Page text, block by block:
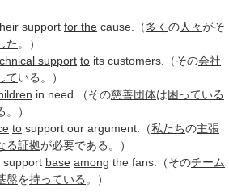
support for the cause.（多く の人々がそ
た 。）
support to its customers.（その会社
ている。）
in need.（その慈善団体は困っている
。）
to support our argument.（私たちの主張
る証拠が必要である。）
support base among the fans.（そのチーム
盤を持っている 。）